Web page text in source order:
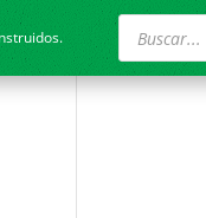
Búsqueda
productos